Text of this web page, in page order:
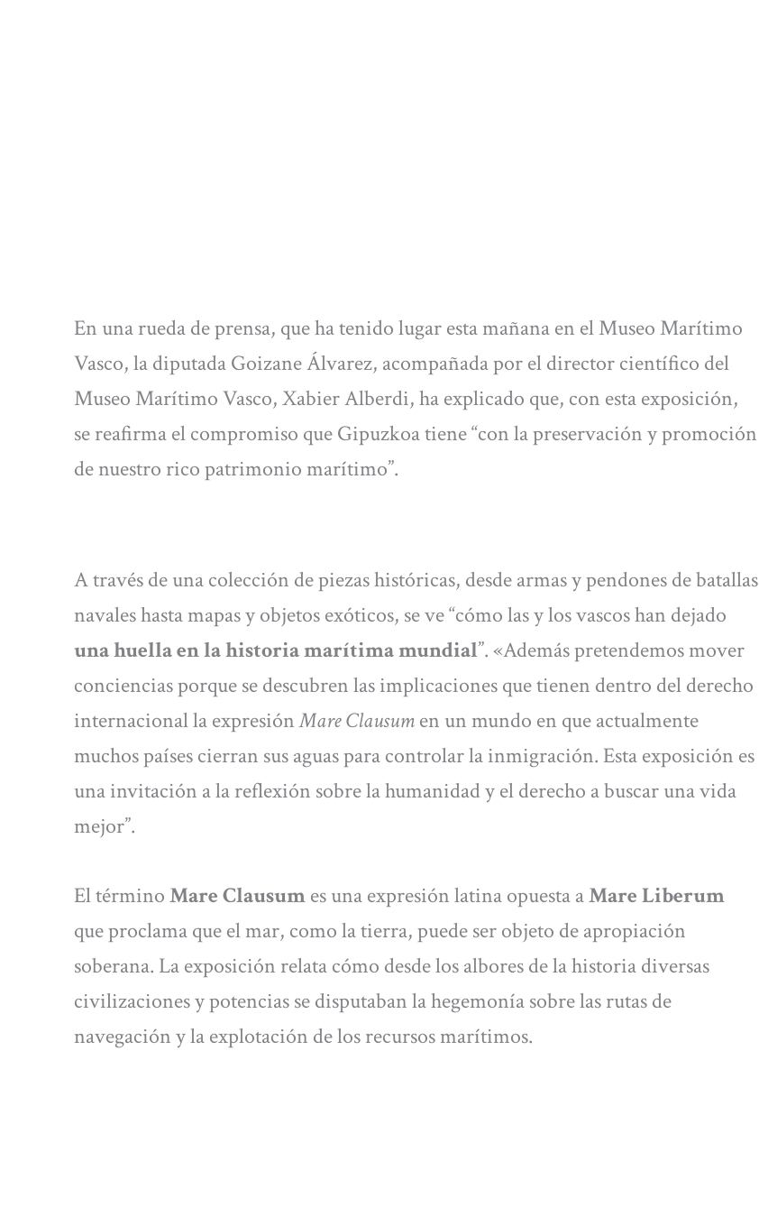
En una rueda de prensa, que ha tenido lugar esta mañana en el Museo Marítimo
Vasco, la diputada Goizane Álvarez, acompañada por el director científico del
Museo Marítimo Vasco, Xabier Alberdi, ha explicado que, con esta exposición,
se reafirma el compromiso que Gipuzkoa tiene “con la preservación y promoción
de nuestro rico patrimonio marítimo”.
A través de una colección de piezas históricas, desde armas y pendones de batallas
navales hasta mapas y objetos exóticos, se ve “cómo las y los vascos han dejado
una huella en la historia marítima mundial”. «Además pretendemos mover
conciencias porque se descubren las implicaciones que tienen dentro del derecho
internacional la expresiónMare Clausumen un mundo en que actualmente
muchos países cierran sus aguas para controlar la inmigración. Esta exposición es
una invitación a la reflexión sobre la humanidad y el derecho a buscar una vida
mejor”.
El términoMare Clausumes una expresión latina opuesta aMare Liberum
que proclama que el mar, como la tierra, puede ser objeto de apropiación
soberana. La exposición relata cómo desde los albores de la historia diversas
civilizaciones y potencias se disputaban la hegemonía sobre las rutas de
navegación y la explotación de los recursos marítimos.